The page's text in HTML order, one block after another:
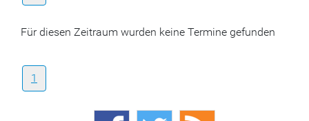
Für diesen Zeitraum wurden keine Termine gefunden
1